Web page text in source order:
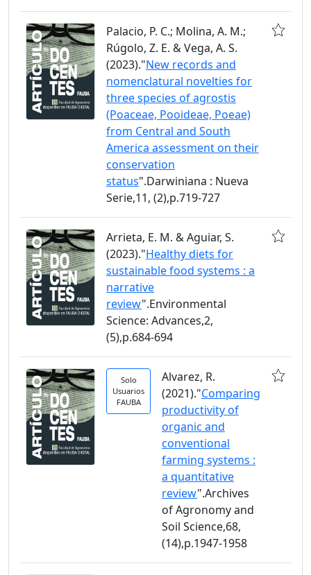
Palacio, P. C.; Molina, A. M.;
Rúgolo, Z. E. & Vega, A. S.
(2023)."New records and
nomenclatural novelties for
three species of agrostis
(Poaceae, Pooideae, Poeae)
from Central and South
America assessment on their
conservation
status".Darwiniana : Nueva
Serie,11, (2),p.719-727
Arrieta, E. M. & Aguiar, S.
(2023)."Healthy diets for
sustainable food systems : a
narrative
review".Environmental
Science: Advances,2,
(5),p.684-694
Solo
Usuarios
FAUBA
Alvarez, R.
(2021)."Comparing
productivity of
organic and
conventional
farming systems :
a quantitative
review".Archives
of Agronomy and
Soil Science,68,
(14),p.1947-1958